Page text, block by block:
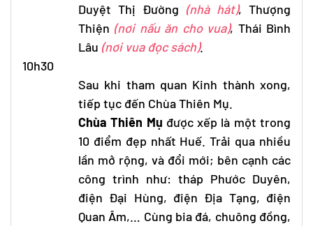
Duyệt Thị Ðường (nhà hát), Thượng
Thiện (nơi nấu ăn cho vua), Thái Bình
Lâu (nơi vua đọc sách).
10h30
Sau khi tham quan Kinh thành xong,
tiếp tục đến Chùa Thiên Mụ.
Chùa Thiên Mụ được xếp là một trong
10 điểm đẹp nhất Huế. Trải qua nhiều
lần mở rộng, và đổi mới; bên cạnh các
công trình như: tháp Phước Duyên,
điện Đại Hùng, điện Địa Tạng, điện
Quan Âm,… Cùng bia đá, chuông đồng,